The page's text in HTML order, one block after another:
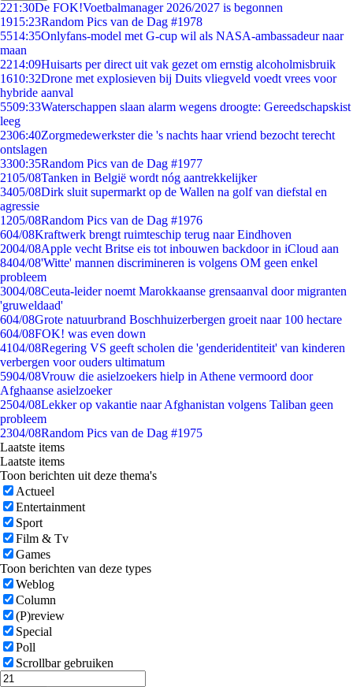
221:30De FOK!Voetbalmanager 2026/2027 is begonnen
1915:23Random Pics van de Dag #1978
5514:35Onlyfans-model met G-cup wil als NASA-ambassadeur naar
maan
2214:09Huisarts per direct uit vak gezet om ernstig alcoholmisbruik
1610:32Drone met explosieven bij Duits vliegveld voedt vrees voor
hybride aanval
5509:33Waterschappen slaan alarm wegens droogte: Gereedschapskist
leeg
2306:40Zorgmedewerkster die 's nachts haar vriend bezocht terecht
ontslagen
3300:35Random Pics van de Dag #1977
2105/08Tanken in België wordt nóg aantrekkelijker
3405/08Dirk sluit supermarkt op de Wallen na golf van diefstal en
agressie
1205/08Random Pics van de Dag #1976
604/08Kraftwerk brengt ruimteschip terug naar Eindhoven
2004/08Apple vecht Britse eis tot inbouwen backdoor in iCloud aan
8404/08'Witte' mannen discrimineren is volgens OM geen enkel
probleem
3004/08Ceuta-leider noemt Marokkaanse grensaanval door migranten
'gruweldaad'
604/08Grote natuurbrand Boschhuizerbergen groeit naar 100 hectare
604/08FOK! was even down
4104/08Regering VS geeft scholen die 'genderidentiteit' van kinderen
verbergen voor ouders ultimatum
5904/08Vrouw die asielzoekers hielp in Athene vermoord door
Afghaanse asielzoeker
2504/08Lekker op vakantie naar Afghanistan volgens Taliban geen
probleem
2304/08Random Pics van de Dag #1975
Laatste items
Laatste items
Toon berichten uit deze thema's
Actueel
Entertainment
Sport
Film & Tv
Games
Toon berichten van deze types
Weblog
Column
(P)review
Special
Poll
Scrollbar gebruiken